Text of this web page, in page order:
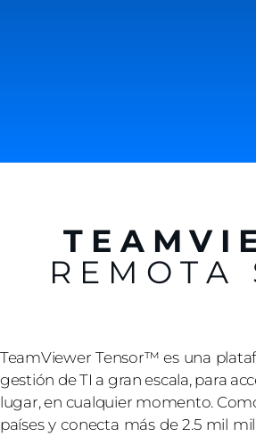
REMOTA
TeamViewer Tensor™ es una
gestión de TI a gran escala, para
lugar, en cualquier momento.
países y conecta más de 2.5 mil